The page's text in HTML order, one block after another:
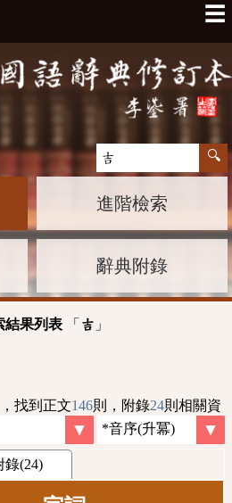
☰
進階檢索
辭典附錄
結果列表 「 吉 」
找到正文146則，附錄24則相關資
錄(24)